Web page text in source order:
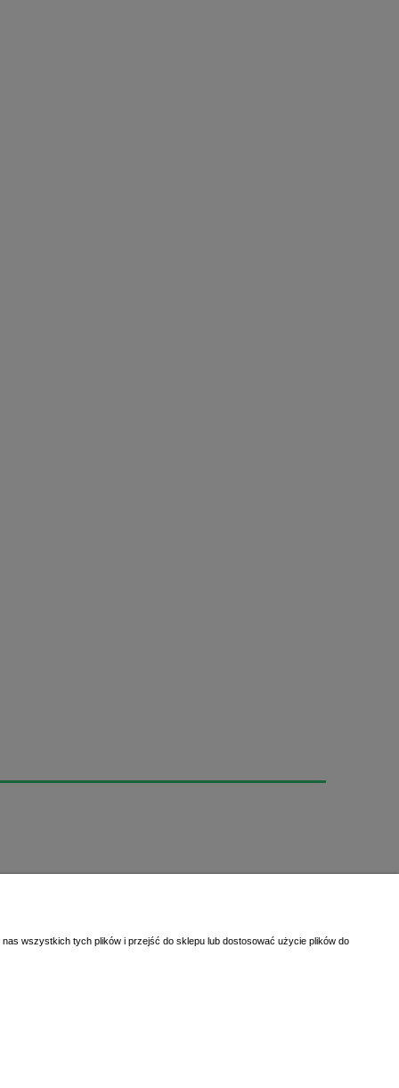
- dział sprzedaży,magda@randi.pl
wszystkich tych plików i przejść do sklepu lub dostosować użycie plików do